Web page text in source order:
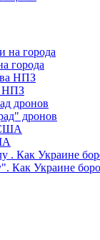
города
НПЗ
дронов
Как Украине